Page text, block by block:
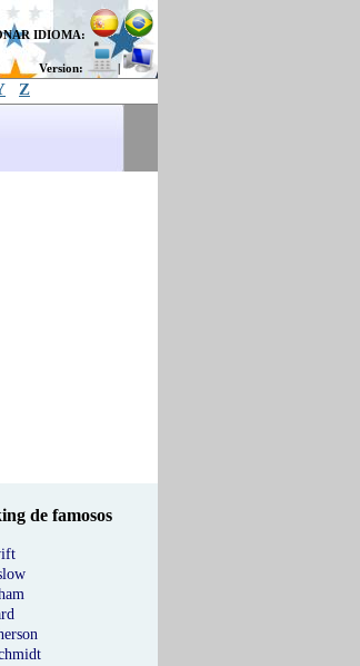
IDIOMA:
Version: |
Z
de famosos